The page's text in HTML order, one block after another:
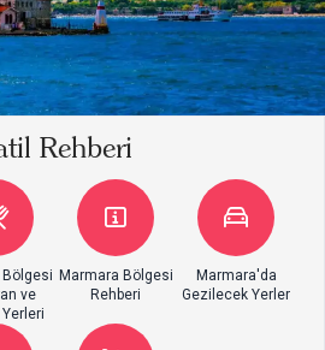
Rehberi
Bölgesi
ve
Yerleri
Marmara Bölgesi
Rehberi
Marmara'da
Gezilecek Yerler